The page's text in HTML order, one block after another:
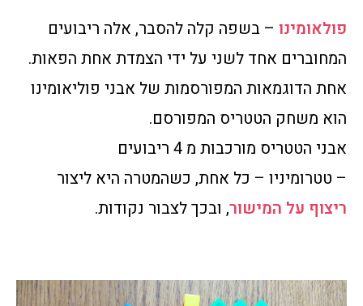
פולאומינו – בשפה קלה להסבר, אלה ריבועים
המחוברים אחד לשני על ידי הצמדת אחת הפאות.
אחת הדוגמאות המפורסמות של אבני פוליאומינו
הוא משחק הטטריס המפורסם.
אבני הטטריס מורכבות מ 4 ריבועים
– טטרומיניו – כל אחת, כשהמטרה היא ליצור
ריצוף על המישור, ובכך לצבור נקודות.